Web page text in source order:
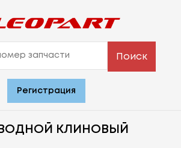
Поиск
Регистрация
КЛИНОВЫЙ